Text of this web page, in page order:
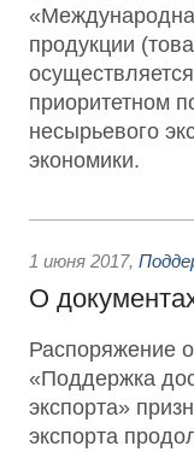
продукции
приоритетном
несырьевого
экономики.
1 июня 2017,
О
Распоряжение
«Поддержка
экспорта»
экспорта